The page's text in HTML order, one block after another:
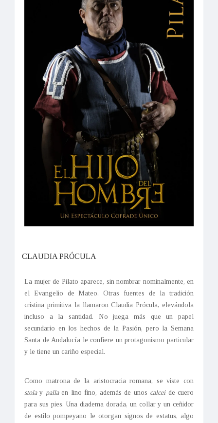
CLAUDIA PRÓCULA
La mujer de Pilato aparece, sin nombrar nominalmente, en
el Evangelio de Mateo. Otras fuentes de la tradición
cristina primitiva la llamaron Claudia Prócula, elevándola
incluso a la santidad. No juega más que un papel
secundario en los hechos de la Pasión, pero la Semana
Santa de Andalucía le confiere un protagonismo particular
y le tiene un cariño especial.
Como matrona de la aristocracia romana, se viste con
stolay pallaen lino fino, además de unos calceide cuero
para sus pies. Una diadema dorada, un collar y un ceñidor
de estilo pompeyano le otorgan signos de estatus, algo